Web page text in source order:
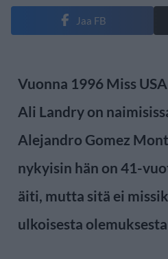
Jaa FB
Vuonna 1996 Miss
Ali Landry on
Alejandro Gomez
nykyisin hän on 41-
äiti, mutta sitä ei
ulkoisesta